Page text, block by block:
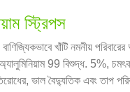
স্ট্রিপস
খাঁটি নমনীয়
99 বিশুদ্ধ. 5%,
ভাল বৈদ্যুতিক এবং তাপ